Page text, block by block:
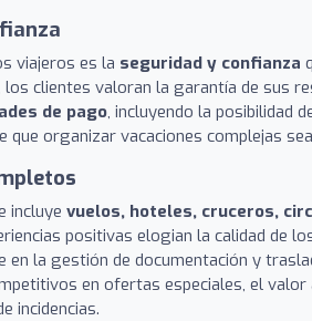
viajeros es la seguridad y confianza
clientes valoran la garantía de sus
de pago, incluyendo la posibilidad
organizar vacaciones complejas
incluye vuelos, hoteles, cruceros,
positivas elogian la calidad de
la gestión de documentación y
en ofertas especiales, el valor
incidencias.